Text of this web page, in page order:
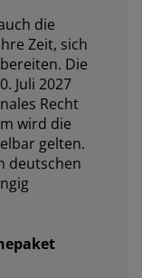
die
Zeit, sich
Die
Juli 2027
Recht
wird die
gelten.
deutschen